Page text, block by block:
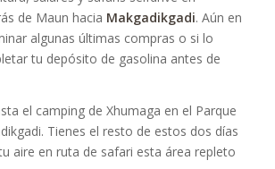
de Maun hacia Makgadikgadi. Aún en
algunas últimas compras o si lo
tu depósito de gasolina antes de
el camping de Xhumaga en el Parque
Tienes el resto de estos dos días
aire en ruta de safari esta área repleto